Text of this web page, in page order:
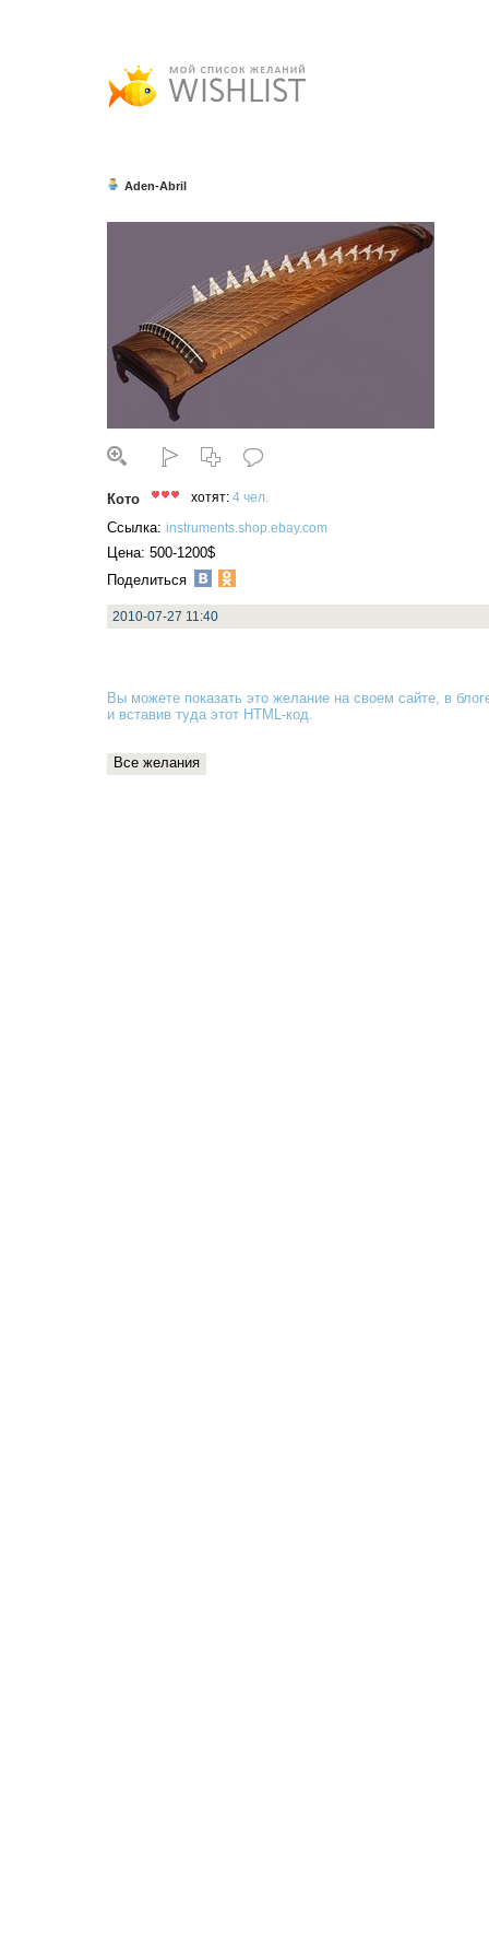
Aden-Abril
Кото хотят: 4 чел.
Ссылка: instruments.shop.ebay.com
Цена: 500-1200$
Поделиться
2010-07-27 11:40
Вы можете показать это желание на своем сайте, в
и вставив туда этот HTML-код.
Все желания